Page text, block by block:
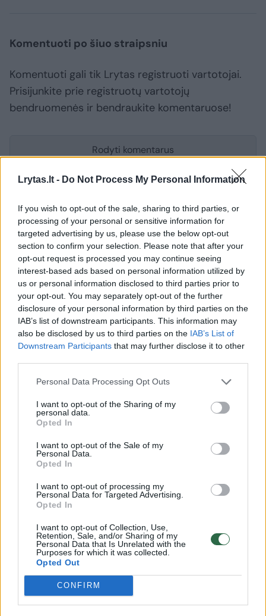
Lrytas.lt - Do Not Process My Personal Information
If you wish to opt-out of the sale, sharing to third parties, or
processing of your personal or sensitive information for
targeted advertising by us, please use the below opt-out
section to confirm your selection. Please note that after your
opt-out request is processed you may continue seeing
interest-based ads based on personal information utilized by
us or personal information disclosed to third parties prior to
your opt-out. You may separately opt-out of the further
disclosure of your personal information by third parties on the
IAB’s list of downstream participants. This information may
also be disclosed by us to third parties on the IAB’s List of
Downstream Participants that may further disclose it to other
Personal Data Processing Opt Outs
I want to opt-out of the Sharing of my
personal data.
Opted In
I want to opt-out of the Sale of my
Personal Data.
Opted In
I want to opt-out of processing my
Personal Data for Targeted Advertising.
Opted In
I want to opt-out of Collection, Use,
Retention, Sale, and/or Sharing of my
Personal Data that Is Unrelated with the
Purposes for which it was collected.
Opted Out
CONFIRM
Komentuoti po šiuo straipsniu
Komentuoti gali tik Lrytas registruoti vartotojai.
Prisijunkite prie registruotų vartotojų
bendruomenės ir bendraukite komentaruose!
Rodyti komentarus
Prisijungti komentatoriams
„iPhone“ užfiksuota Ričardo
pasaulio TOP 25(3)
Lrytas.lt
Mobiliuoju telefonu užfiksuotas žinomo
Lietuvos komunikacijos eksperto ir
fotografo Ričardo Jarmalavičiaus kadras
išrinktas tarp 25 geriausių pasaulyje